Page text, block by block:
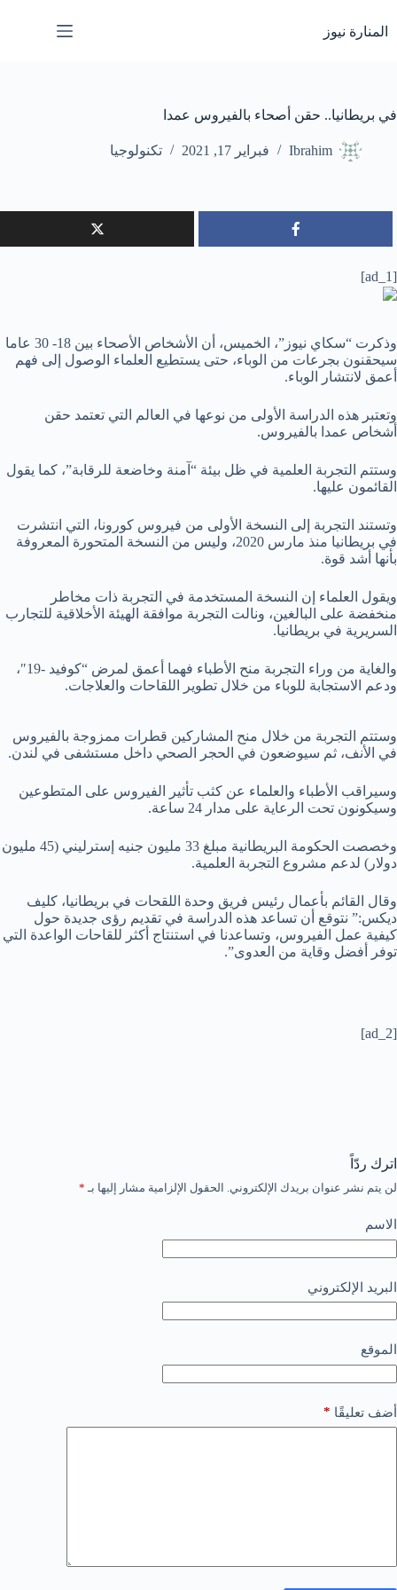
إلى
المحتوى
المنارة نيوز
في بريطانيا.. حقن أصحاء بالفيروس عمدا
Ibrahim فبراير 17, 2021 تكنولوجيا
[ad_1]
وذكرت “سكاي نيوز”، الخميس، أن الأشخاص الأصحاء بين 18- 30 عاما
سيحقنون بجرعات من الوباء، حتى يستطيع العلماء الوصول إلى فهم
أعمق لانتشار الوباء.
وتعتبر هذه الدراسة الأولى من نوعها في العالم التي تعتمد حقن
أشخاص عمدا بالفيروس.
وستتم التجربة العلمية في ظل بيئة “آمنة وخاضعة للرقابة”، كما يقول
القائمون عليها.
وتستند التجربة إلى النسخة الأولى من فيروس كورونا، التي انتشرت
في بريطانيا منذ مارس 2020، وليس من النسخة المتحورة المعروفة
بأنها أشد قوة.
ويقول العلماء إن النسخة المستخدمة في التجربة ذات مخاطر
منخفضة على البالغين، ونالت التجربة موافقة الهيئة الأخلاقية للتجارب
السريرية في بريطانيا.
والغاية من وراء التجربة منح الأطباء فهما أعمق لمرض “كوفيد -19″،
ودعم الاستجابة للوباء من خلال تطوير اللقاحات والعلاجات.
وستتم التجربة من خلال منح المشاركين قطرات ممزوجة بالفيروس
في الأنف، ثم سيوضعون في الحجر الصحي داخل مستشفى في لندن.
وسيراقب الأطباء والعلماء عن كثب تأثير الفيروس على المتطوعين
وسيكونون تحت الرعاية على مدار 24 ساعة.
وخصصت الحكومة البريطانية مبلغ 33 مليون جنيه إسترليني (45 مليون
دولار) لدعم مشروع التجربة العلمية.
وقال القائم بأعمال رئيس فريق وحدة اللقحات في بريطانيا، كليف
ديكس:” نتوقع أن تساعد هذه الدراسة في تقديم رؤى جديدة حول
كيفية عمل الفيروس، وتساعدنا في استنتاج أكثر للقاحات الواعدة التي
توفر أفضل وقاية من العدوى”.
[ad_2]
اترك ردّاً
لن يتم نشر عنوان بريدك الإلكتروني. الحقول الإلزامية مشار إليها بـ *
الاسم
البريد الإلكتروني
الموقع
أضف تعليقًا *